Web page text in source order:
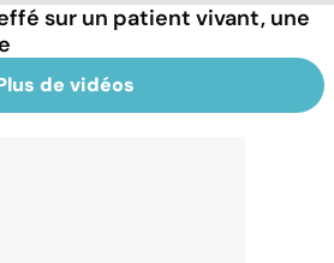
sur un patient vivant, une
de vidéos